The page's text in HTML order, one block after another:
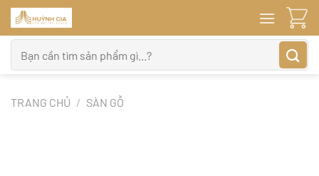
Bỏ
qua
nội
dung
kiếm:
TRANG CHỦ / SÀN GỖ